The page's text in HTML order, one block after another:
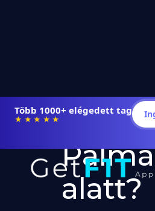
Több 1000+ elégedett tag
★★★★★
Diéta és
alatt?